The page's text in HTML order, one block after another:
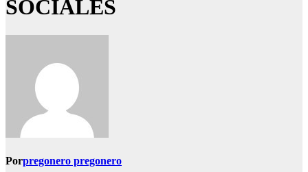
SOCIALES
Porpregonero pregonero